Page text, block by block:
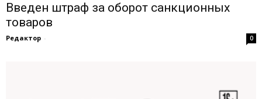
Введен штраф за оборот санкционных
товаров
Редактор - 0